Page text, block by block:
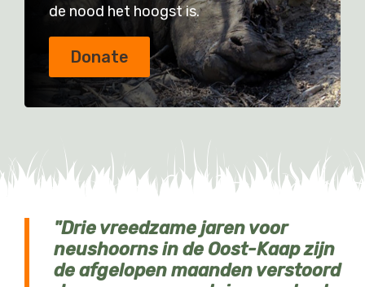
de nood het hoogst is.
Donate
Drie vreedzame jaren voor
neushoorns in de Oost-Kaap zijn
de afgelopen maanden verstoord